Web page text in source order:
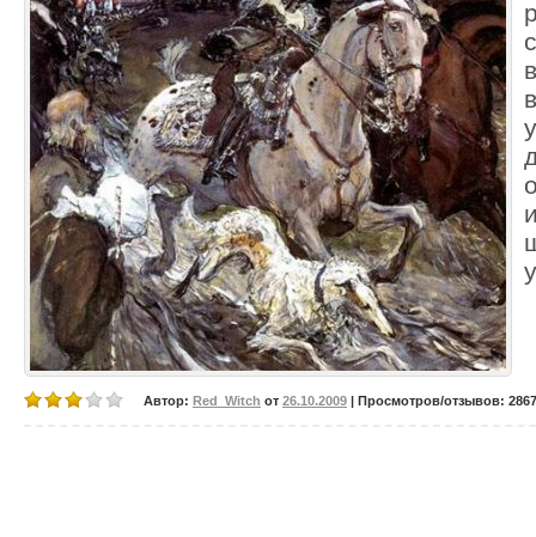
Автор: Red_Witch от 26.10.2009 | Просмотров/отзывов: